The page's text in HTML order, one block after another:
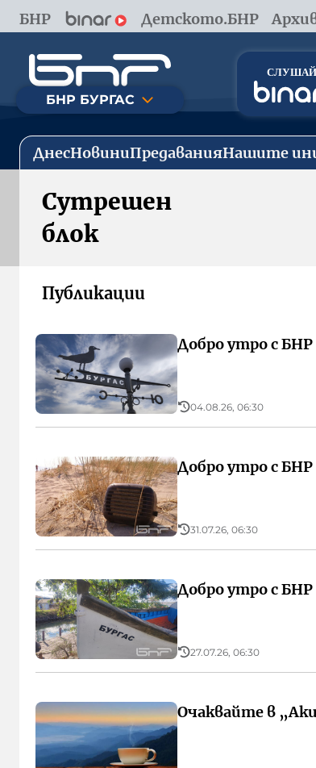
БНР Детското.БНР
БНР БУРГАС
ДнесНовиниПредаванияНашите
Сутрешен
блок
Публикации
Добро утро с БНР
04.08.26, 06:30
Добро утро с БНР
31.07.26, 06:30
Добро утро с БНР
27.07.26, 06:30
Очаквайте в